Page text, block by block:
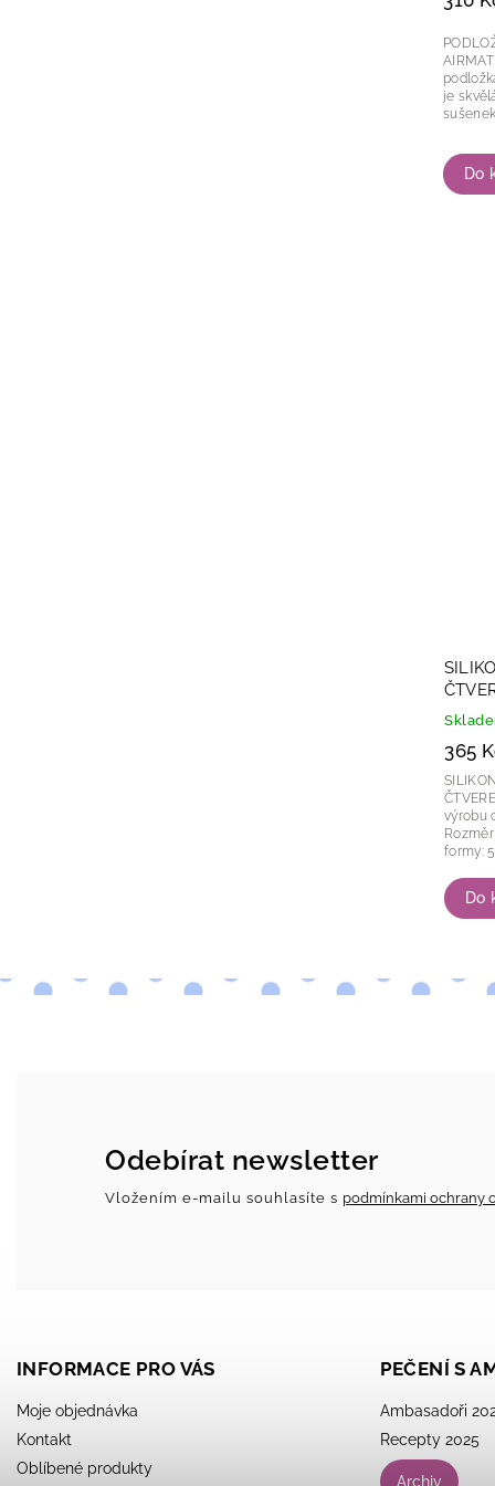
Do
AIRMAT Mikro - perforovaná silikonová
podložka
je
365
Do
ČTVEREC Čtvercová
výrobu
Rozměr
Odebírat newsletter
Vložením e-mailu souhlasíte s podmínkami ochrany
INFORMACE PRO VÁS
Moje objednávka
Kontakt
Oblíbené produkty
PEČENÍ S
Ambasadoři
Recepty 2025
Archiv